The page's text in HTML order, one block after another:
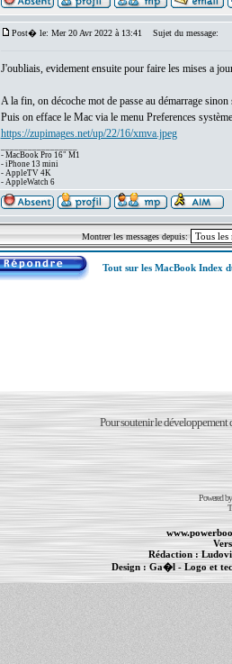
Post� le: Mer 20 Avr 2022 à 13:41 Sujet du message:
J'oubliais, evidement ensuite pour faire les mises a
A la fin, on décoche mot de passe au démarrage
Puis on efface le Mac via le menu Preferences
https://zupimages.net/up/22/16/xmva.jpeg
- MacBook Pro 16" M1
- iPhone 13 mini
- AppleTV 4K
- AppleWatch 6
Montrer les messages depuis:
Tout sur les MacBook Index
Pour soutenir le développement
Powered
Rédaction :
Design :Ga�l - Logo et
PowerBook - MacBook Pro